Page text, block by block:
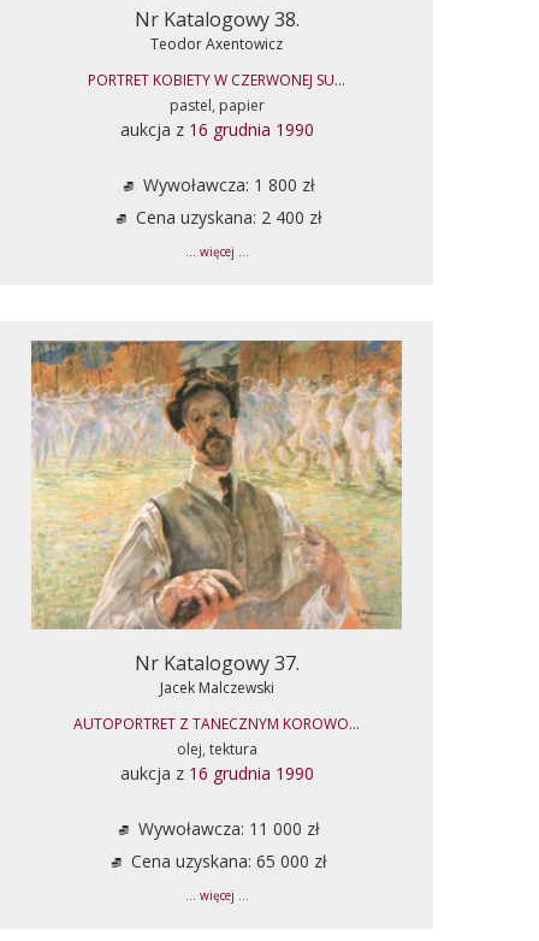
Nr Katalogowy 38.
Teodor Axentowicz
PORTRET KOBIETY W CZERWONEJ SU...
pastel, papier
aukcja z 16 grudnia 1990
Wywoławcza: 1 800 zł
Cena uzyskana: 2 400 zł
... więcej ...
Nr Katalogowy 37.
Jacek Malczewski
AUTOPORTRET Z TANECZNYM KOROWO...
olej, tektura
aukcja z 16 grudnia 1990
Wywoławcza: 11 000 zł
Cena uzyskana: 65 000 zł
... więcej ...